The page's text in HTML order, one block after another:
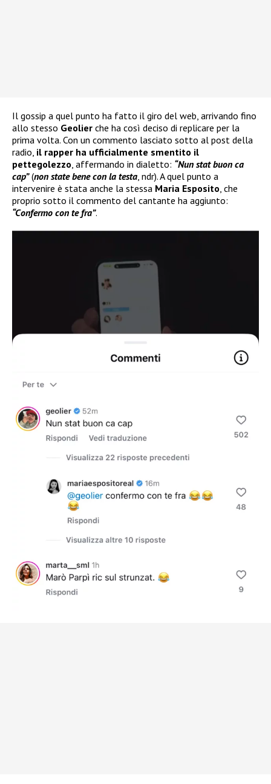
Il gossip a quel punto ha fatto il giro del web, arrivando fino
allo stesso Geolier che ha così deciso di replicare per la
prima volta. Con un commento lasciato sotto al post della
radio, il rapper ha ufficialmente smentito il
pettegolezzo, affermando in dialetto: “Nun stat buon ca
cap”(non state bene con la testa, ndr). A quel punto a
intervenire è stata anche la stessa Maria Esposito, che
proprio sotto il commento del cantante ha aggiunto:
“Confermo con te fra”.